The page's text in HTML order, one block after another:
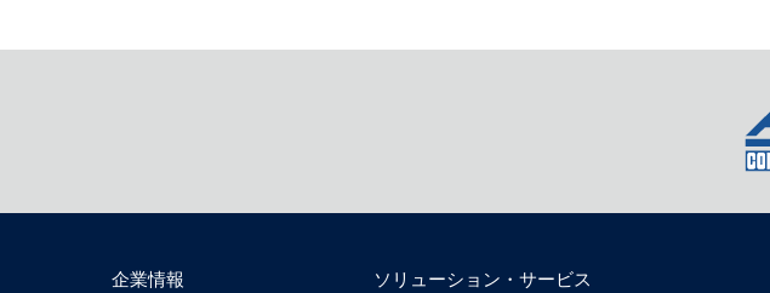
企業情報 ソリューション・サービス